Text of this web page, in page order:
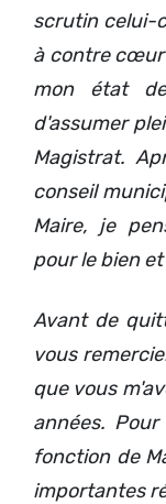
scrutin celui-
à contre cœur
mon état
d'assumer
Magistrat.
conseil
Maire, je
pour le bien
Avant de
vous
que vous
années.
fonction de
importantes